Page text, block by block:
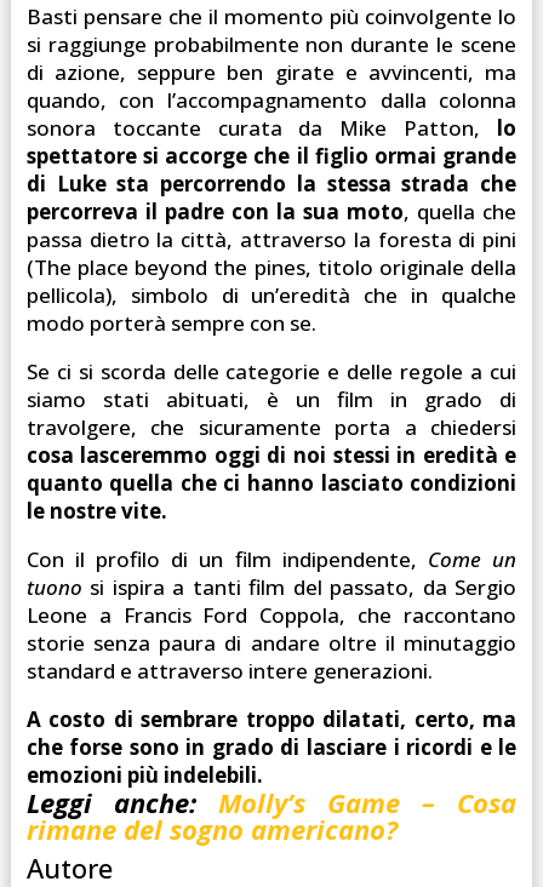
Basti pensare che il momento più coinvolgente lo
si raggiunge probabilmente non durante le scene
di azione, seppure ben girate e avvincenti, ma
quando, con l’accompagnamento dalla colonna
sonora toccante curata da Mike Patton, lo
spettatore si accorge che il figlio ormai grande
di Luke sta percorrendo la stessa strada che
percorreva il padre con la sua moto, quella che
passa dietro la città, attraverso la foresta di pini
(The place beyond the pines, titolo originale della
pellicola), simbolo di un’eredità che in qualche
modo porterà sempre con se.
Se ci si scorda delle categorie e delle regole a cui
siamo stati abituati, è un film in grado di
travolgere, che sicuramente porta a chiedersi
cosa lasceremmo oggi di noi stessi in eredità e
quanto quella che ci hanno lasciato condizioni
le nostre vite.
Con il profilo di un film indipendente, Come un
tuono si ispira a tanti film del passato, da Sergio
Leone a Francis Ford Coppola, che raccontano
storie senza paura di andare oltre il minutaggio
standard e attraverso intere generazioni.
A costo di sembrare troppo dilatati, certo, ma
che forse sono in grado di lasciare i ricordi e le
emozioni più indelebili.
Leggi anche: Molly’s Game – Cosa
rimane del sogno americano?
Autore